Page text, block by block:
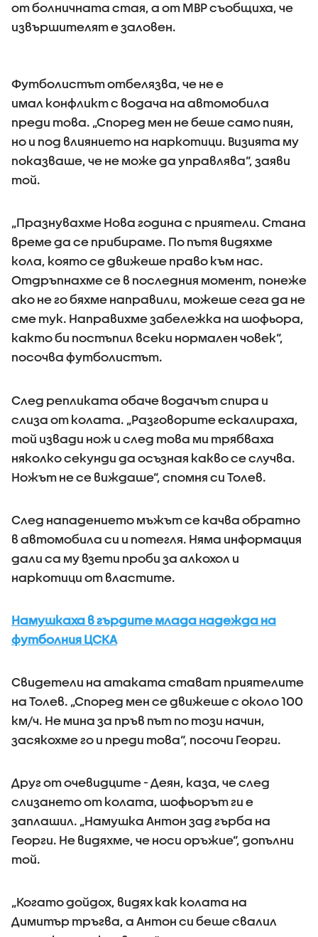
от болничната стая, а от МВР съобщиха, че
извършителят е заловен.
Футболистът отбелязва, че не е
имал конфликт с водача на автомобила
преди това. „Според мен не беше само пиян,
но и под влиянието на наркотици. Визията му
показваше, че не може да управлява“, заяви
той.
„Празнувахме Нова година с приятели. Стана
време да се прибираме. По пътя видяхме
кола, която се движеше право към нас.
Отдръпнахме се в последния момент, понеже
ако не го бяхме направили, можеше сега да не
сме тук. Направихме забележка на шофьора,
както би постъпил всеки нормален човек“,
посочва футболистът.
След репликата обаче водачът спира и
слиза от колата. „Разговорите ескалираха,
той извади нож и след това ми трябваха
няколко секунди да осъзная какво се случва.
Ножът не се виждаше“, спомня си Толев.
След нападението мъжът се качва обратно
в автомобила си и потегля. Няма информация
дали са му взети проби за алкохол и
наркотици от властите.
Намушкаха в гърдите млада надежда на
футболния ЦСКА
Свидетели на атаката стават приятелите
на Толев. „Според мен се движеше с около 100
км/ч. Не мина за пръв път по този начин,
засякохме го и преди това“, посочи Георги.
Друг от очевидците - Деян, каза, че след
слизането от колата, шофьорът ги е
заплашил. „Намушка Антон зад гърба на
Георги. Не видяхме, че носи оръжие“, допълни
той.
„Когато дойдох, видях как колата на
Димитър тръгва, а Антон си беше свалил